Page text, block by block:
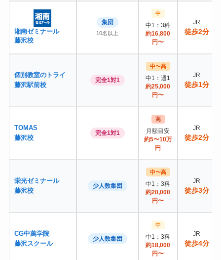
湘南ゼミナール
藤沢校
集団
10名以上
中
中1：3科
約16,800
円〜
JR
徒歩2分
個別教室のトライ
藤沢駅前校
完全1対1
中〜高
中1：週1
約25,000
円〜
JR
徒歩1分
TOMAS
藤沢校
完全1対1
高
月額目安
約5〜10万
円
JR
徒歩2分
栄光ゼミナール
藤沢校
少人数集団
中〜高
中1：3科
約20,000
円〜
JR
徒歩3分
CG中萬学院
藤沢スクール
少人数集団
中
中1：3科
約18,000
円〜
JR
徒歩4分